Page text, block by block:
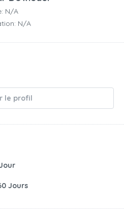
N/A
N/A
le profil
Jours